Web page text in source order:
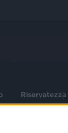
Riservatezza